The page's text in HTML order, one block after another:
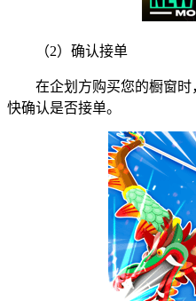
（2）确认接单
在企划方购买您的橱窗时
快确认是否接单。